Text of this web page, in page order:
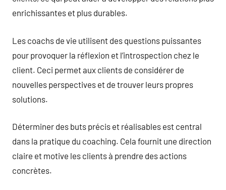
enrichissantes et plus durables.
Les coachs de vie utilisent des questions puissantes
pour provoquer la réflexion et l’introspection chez le
client. Ceci permet aux clients de considérer de
nouvelles perspectives et de trouver leurs propres
solutions.
Déterminer des buts précis et réalisables est central
dans la pratique du coaching. Cela fournit une direction
claire et motive les clients à prendre des actions
concrètes.